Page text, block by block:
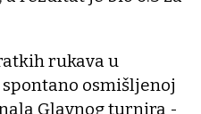
rukava u
osmišljenoj
Glavnog turnira -